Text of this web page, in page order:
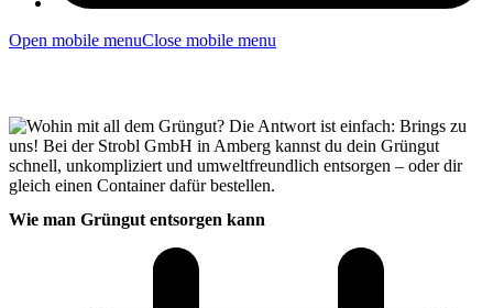
Open mobile menuClose mobile menu
Wie man Grüngut entsorgen kann